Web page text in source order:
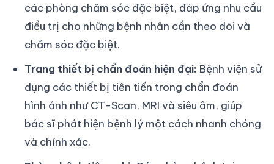
các phòng chăm sóc đặc biệt, đáp ứng nhu cầu
điều trị cho những bệnh nhân cần theo dõi và
chăm sóc đặc biệt.
Trang thiết bị chẩn đoán hiện đại: Bệnh viện sử
dụng các thiết bị tiên tiến trong chẩn đoán
hình ảnh như CT-Scan, MRI và siêu âm, giúp
bác sĩ phát hiện bệnh lý một cách nhanh chóng
và chính xác.